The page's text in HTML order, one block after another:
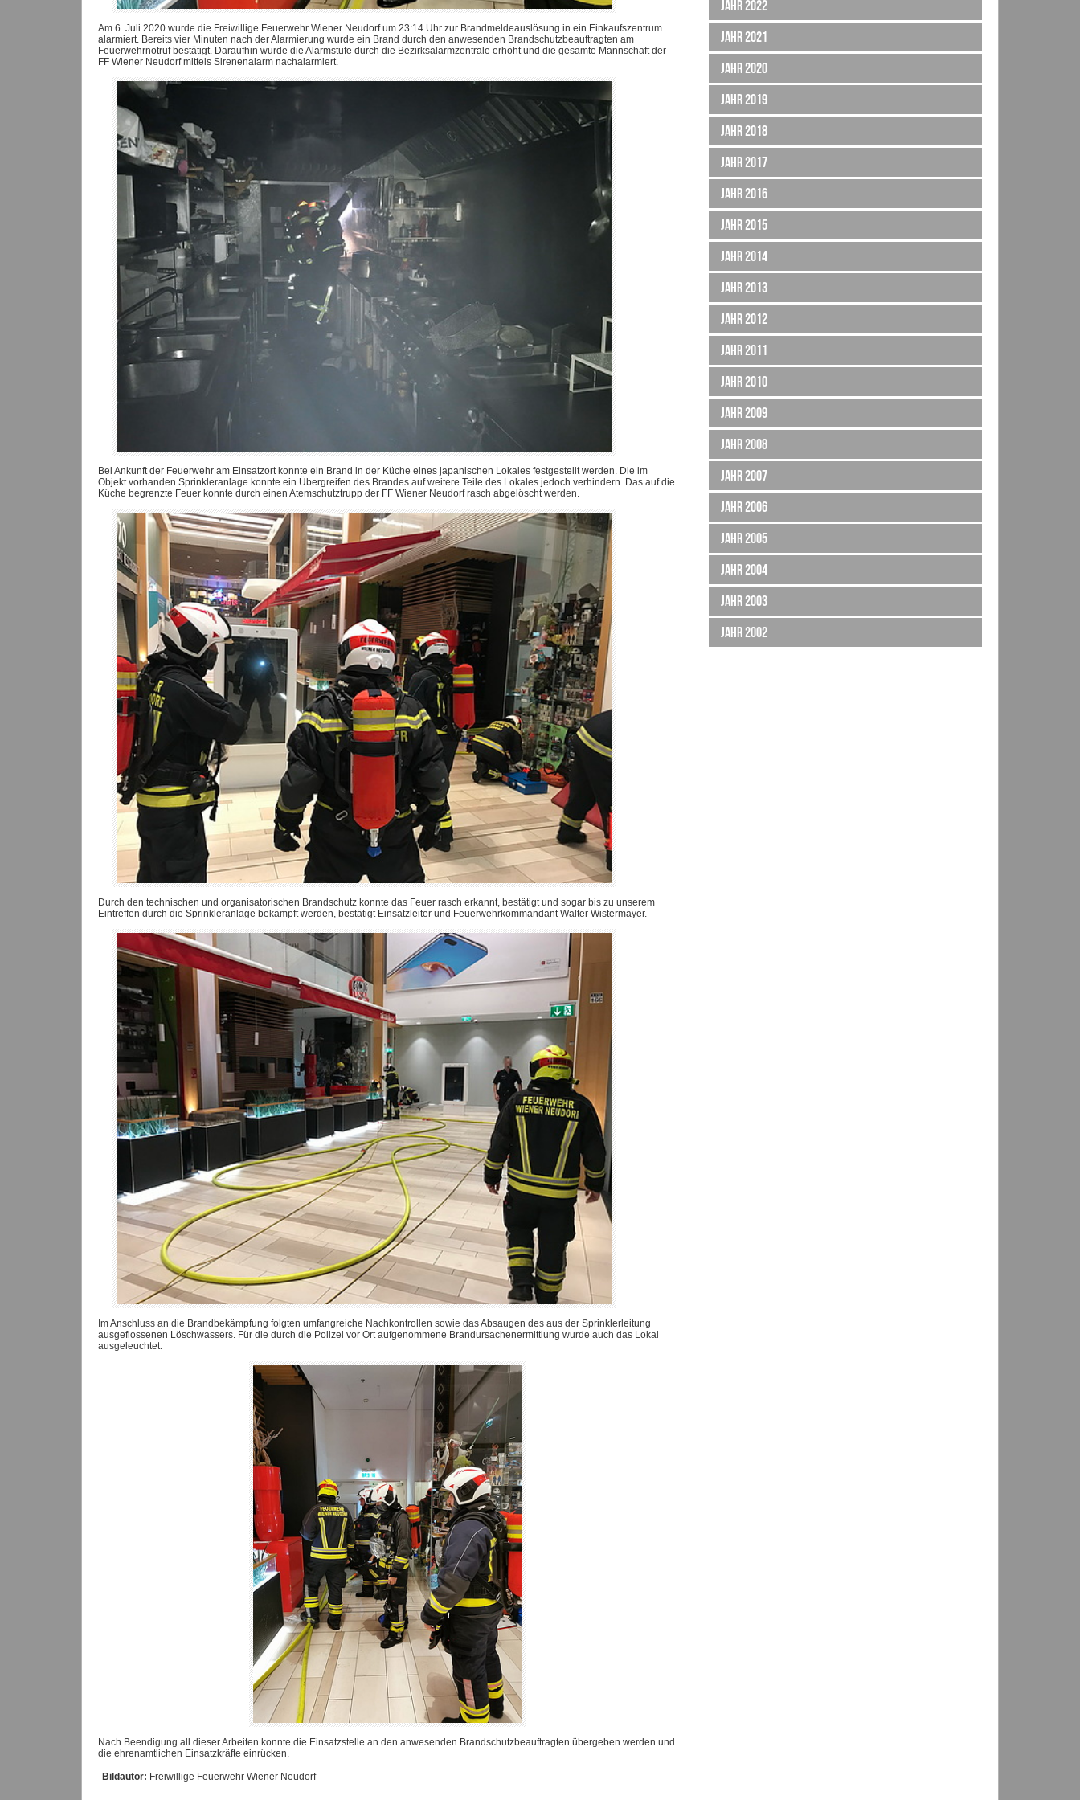
Am 6. Juli 2020 wurde die Freiwillige Feuerwehr Wiener Neudorf um 23:14 Uhr zur Brandmeldeauslösung in ein Einkaufszentrum
alarmiert. Bereits vier Minuten nach der Alarmierung wurde ein Brand durch den anwesenden Brandschutzbeauftragten am
Feuerwehrnotruf bestätigt. Daraufhin wurde die Alarmstufe durch die Bezirksalarmzentrale erhöht und die gesamte Mannschaft der
FF Wiener Neudorf mittels Sirenenalarm nachalarmiert.
Bei Ankunft der Feuerwehr am Einsatzort konnte ein Brand in der Küche eines japanischen Lokales festgestellt werden. Die im
Objekt vorhanden Sprinkleranlage konnte ein Übergreifen des Brandes auf weitere Teile des Lokales jedoch verhindern. Das auf die
Küche begrenzte Feuer konnte durch einen Atemschutztrupp der FF Wiener Neudorf rasch abgelöscht werden.
Durch den technischen und organisatorischen Brandschutz konnte das Feuer rasch erkannt, bestätigt und sogar bis zu unserem
Eintreffen durch die Sprinkleranlage bekämpft werden, bestätigt Einsatzleiter und Feuerwehrkommandant Walter Wistermayer.
Im Anschluss an die Brandbekämpfung folgten umfangreiche Nachkontrollen sowie das Absaugen des aus der Sprinklerleitung
ausgeflossenen Löschwassers. Für die durch die Polizei vor Ort aufgenommene Brandursachenermittlung wurde auch das Lokal
ausgeleuchtet.
Nach Beendigung all dieser Arbeiten konnte die Einsatzstelle an den anwesenden Brandschutzbeauftragten übergeben werden und
die ehrenamtlichen Einsatzkräfte einrücken.
Bildautor: Freiwillige Feuerwehr Wiener Neudorf
Jahr 2022
Jahr 2021
Jahr 2020
Jahr 2019
Jahr 2018
Jahr 2017
Jahr 2016
Jahr 2015
Jahr 2014
Jahr 2013
Jahr 2012
Jahr 2011
Jahr 2010
Jahr 2009
Jahr 2008
Jahr 2007
Jahr 2006
Jahr 2005
Jahr 2004
Jahr 2003
Jahr 2002